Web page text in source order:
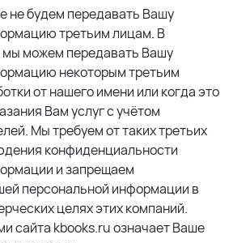
не будем передавать Вашу
третьим лицам. В
мы можем передавать Вашу
некоторым третьим
от нашего имени или когда это
Вам услуг с учётом
Мы требуем от таких третьих
конфиденциальности
и запрещаем
персональной информации в
целях этих компаний.
сайта kbooks.ru означает Ваше